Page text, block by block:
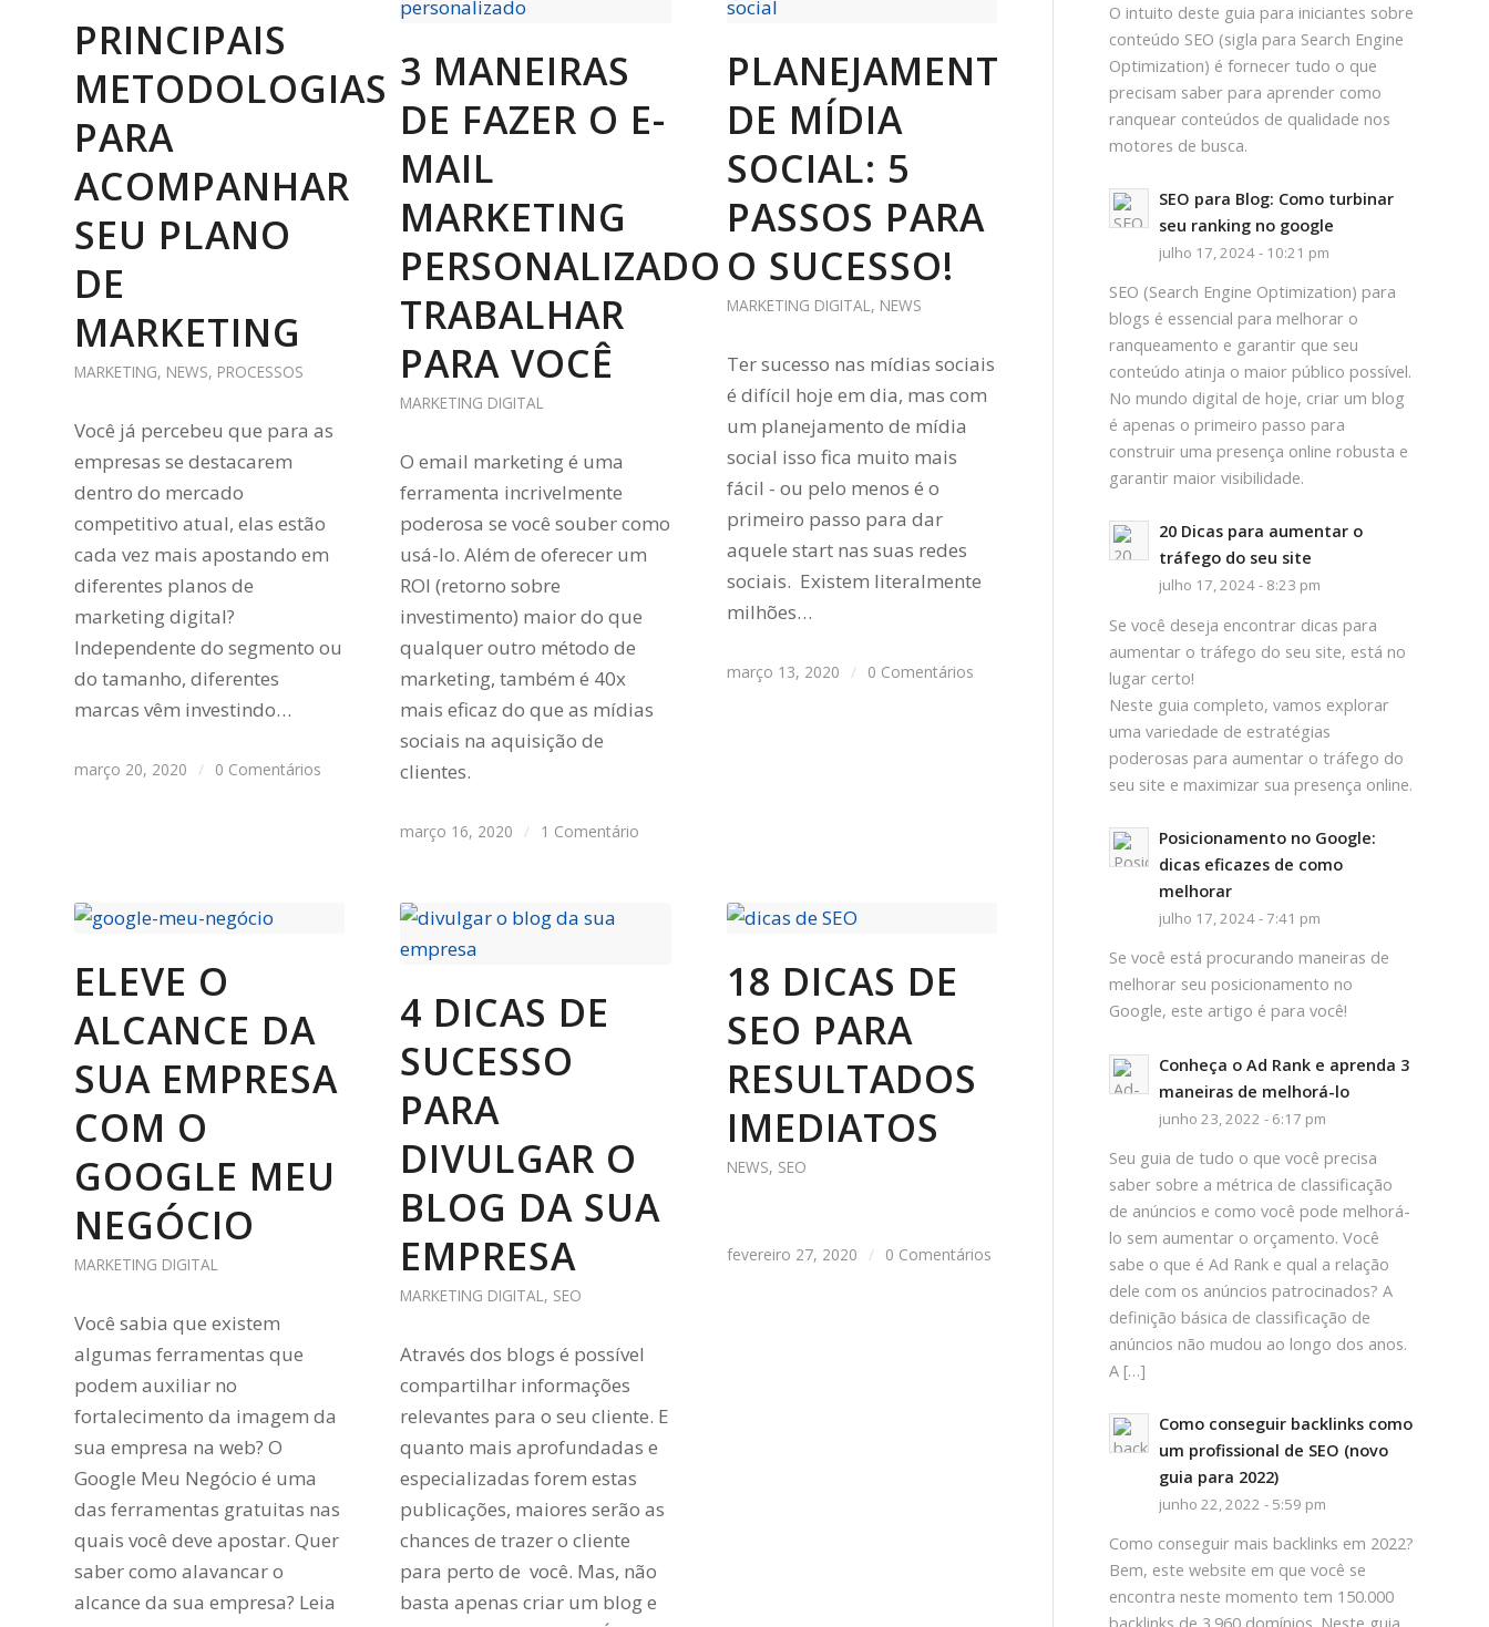
PRINCIPAIS
METODOLOGIAS
PARA
ACOMPANHAR
SEU PLANO
DE
MARKETING
MARKETING, NEWS, PROCESSOS
Você já percebeu que para as
empresas se destacarem
dentro do mercado
competitivo atual, elas estão
cada vez mais apostando em
diferentes planos de
marketing digital?
Independente do segmento ou
do tamanho, diferentes
marcas vêm investindo…
março 20, 2020 / 0 Comentários
3 MANEIRAS
DE FAZER O E-
MAIL
MARKETING
PERSONALIZADO
TRABALHAR
PARA VOCÊ
MARKETING DIGITAL
O email marketing é uma
ferramenta incrivelmente
poderosa se você souber como
usá-lo. Além de oferecer um
ROI (retorno sobre
investimento) maior do que
qualquer outro método de
marketing, também é 40x
mais eficaz do que as mídias
sociais na aquisição de
clientes.
março 16, 2020 / 1 Comentário
PLANEJAMENTO
DE MÍDIA
SOCIAL: 5
PASSOS PARA
O SUCESSO!
MARKETING DIGITAL , NEWS
Ter sucesso nas mídias sociais
é difícil hoje em dia, mas com
um planejamento de mídia
social isso fica muito mais
fácil - ou pelo menos é o
primeiro passo para dar
aquele start nas suas redes
sociais. Existem literalmente
milhões…
março 13, 2020 / 0 Comentários
ELEVE O
ALCANCE DA
SUA EMPRESA
COM O
GOOGLE MEU
NEGÓCIO
MARKETING DIGITAL
Você sabia que existem
algumas ferramentas que
podem auxiliar no
fortalecimento da imagem da
sua empresa na web? O
Google Meu Negócio é uma
das ferramentas gratuitas nas
quais você deve apostar. Quer
saber como alavancar o
alcance da sua empresa? Leia
4 DICAS DE
SUCESSO
PARA
DIVULGAR O
BLOG DA SUA
EMPRESA
MARKETING DIGITAL , SEO
Através dos blogs é possível
compartilhar informações
relevantes para o seu cliente. E
quanto mais aprofundadas e
especializadas forem estas
publicações, maiores serão as
chances de trazer o cliente
para perto de você. Mas, não
basta apenas criar um blog e
18 DICAS DE
SEO PARA
RESULTADOS
IMEDIATOS
NEWS, SEO
fevereiro 27, 2020 / 0 Comentários
O intuito deste guia para iniciantes sobre
conteúdo SEO (sigla para Search Engine
Optimization) é fornecer tudo o que
precisam saber para aprender como
ranquear conteúdos de qualidade nos
motores de busca.
SEO para Blog: Como turbinar
seu ranking no google
julho 17, 2024 - 10:21 pm
SEO (Search Engine Optimization) para
blogs é essencial para melhorar o
ranqueamento e garantir que seu
conteúdo atinja o maior público possível.
No mundo digital de hoje, criar um blog
é apenas o primeiro passo para
construir uma presença online robusta e
garantir maior visibilidade.
20 Dicas para aumentar o
tráfego do seu site
julho 17, 2024 - 8:23 pm
Se você deseja encontrar dicas para
aumentar o tráfego do seu site, está no
lugar certo!
Neste guia completo, vamos explorar
uma variedade de estratégias
poderosas para aumentar o tráfego do
seu site e maximizar sua presença online.
Posicionamento no Google:
dicas eficazes de como
melhorar
julho 17, 2024 - 7:41 pm
Se você está procurando maneiras de
melhorar seu posicionamento no
Google, este artigo é para você!
Conheça o Ad Rank e aprenda 3
maneiras de melhorá-lo
junho 23, 2022 - 6:17 pm
Seu guia de tudo o que você precisa
saber sobre a métrica de classificação
de anúncios e como você pode melhorá-
lo sem aumentar o orçamento. Você
sabe o que é Ad Rank e qual a relação
dele com os anúncios patrocinados? A
definição básica de classificação de
anúncios não mudou ao longo dos anos.
A […]
Como conseguir backlinks como
um profissional de SEO (novo
guia para 2022)
junho 22, 2022 - 5:59 pm
Como conseguir mais backlinks em 2022?
Bem, este website em que você se
encontra neste momento tem 150.000